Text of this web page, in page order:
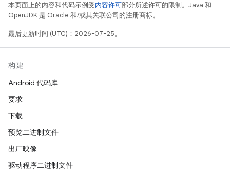
本页面上的内容和代码示例受内容许可部分所述许可的限制。Java 和
OpenJDK 是 Oracle 和/或其关联公司的注册商标。
最后更新时间 (UTC)：2026-07-25。
构建
Android 代码库
要求
下载
预览二进制文件
出厂映像
驱动程序二进制文件